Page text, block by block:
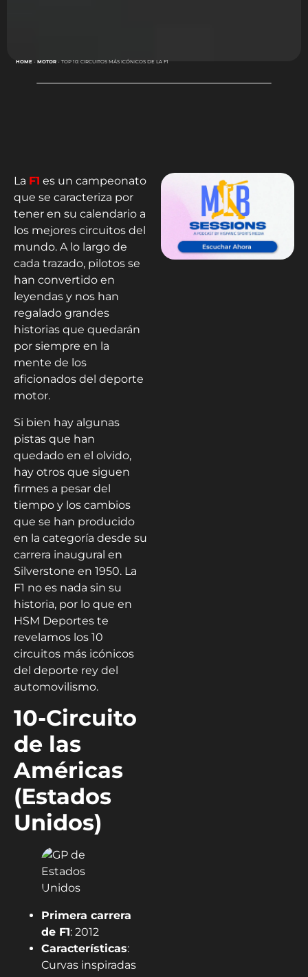
HOME- MOTOR- TOP 10: CIRCUITOS MÁS ICÓNICOS DE LA F1
La F1 es un campeonato
que se caracteriza por
tener en su calendario a
los mejores circuitos del
mundo. A lo largo de
cada trazado, pilotos se
han convertido en
leyendas y nos han
regalado grandes
historias que quedarán
por siempre en la
mente de los
aficionados del deporte
motor.
Si bien hay algunas
pistas que han
quedado en el olvido,
hay otros que siguen
firmes a pesar del
tiempo y los cambios
que se han producido
en la categoría desde su
carrera inaugural en
Silverstone en 1950. La
F1 no es nada sin su
historia, por lo que en
HSM Deportes te
revelamos los 10
circuitos más icónicos
del deporte rey del
automovilismo.
10-Circuito
de las
Américas
(Estados
Unidos)
Primera carrera
de F1: 2012
Características:
Curvas inspiradas